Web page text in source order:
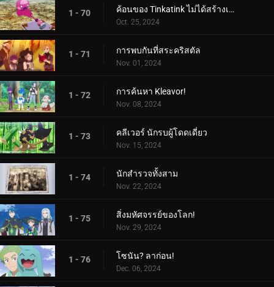
1 - 70 ค้อนของ Tinkatink ไม่ได้สร้างเสร็จภายในวันเดียว
Oct. 25, 2024
1 - 71 การพบกันที่สระคริสตัล
Nov. 01, 2024
1 - 72 การค้นหา Kleavor!
Nov. 08, 2024
1 - 73 คลีเวอร์ นักรบผู้โดดเดี่ยว
Nov. 15, 2024
1 - 74 นักสำรวจทั้งสาม
Nov. 22, 2024
1 - 75 สิ่งมหัศจรรย์ของโลก!
Nov. 29, 2024
1 - 76 โซนัน? ลาก่อน!
Dec. 06, 2024